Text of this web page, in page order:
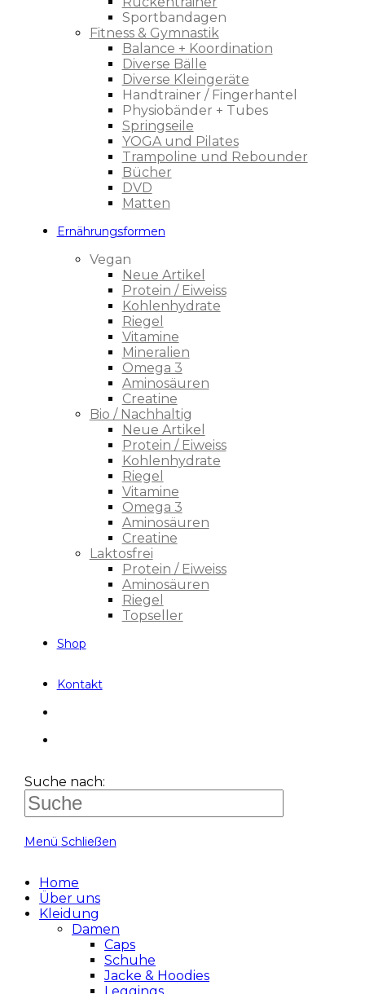
Sportbandagen
Fitness & Gymnastik
Balance + Koordination
Diverse Bälle
Diverse Kleingeräte
Handtrainer / Fingerhantel
Physiobänder + Tubes
Springseile
YOGA und Pilates
Trampoline und Rebounder
Bücher
DVD
Matten
Ernährungsformen
Vegan
Neue Artikel
Protein / Eiweiss
Kohlenhydrate
Riegel
Vitamine
Mineralien
Omega 3
Aminosäuren
Creatine
Bio / Nachhaltig
Neue Artikel
Protein / Eiweiss
Kohlenhydrate
Riegel
Vitamine
Omega 3
Aminosäuren
Creatine
Laktosfrei
Protein / Eiweiss
Aminosäuren
Riegel
Topseller
Shop
Kontakt
Suche nach:
Menü Schließen
Home
Über uns
Kleidung
Damen
Caps
Schuhe
Jacke & Hoodies